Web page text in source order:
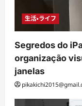
生活・ライフ
Segredos do
organização
janelas